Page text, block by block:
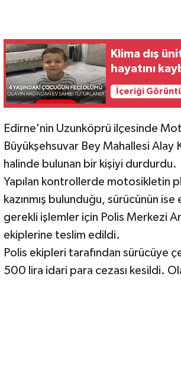
Klima dış
hayatını
İçeriği
Edirne'nin Uzunköprü ilçesinde
Büyükşehsuvar Bey Mahallesi
halinde bulunan bir kişiyi durdurdu.
Yapılan kontrollerde motosikletin
kazınmış bulunduğu, sürücünün
gerekli işlemler için Polis Merkezi
ekiplerine teslim edildi.
Polis ekipleri tarafından sürücüye
500 lira idari para cezası kesildi.